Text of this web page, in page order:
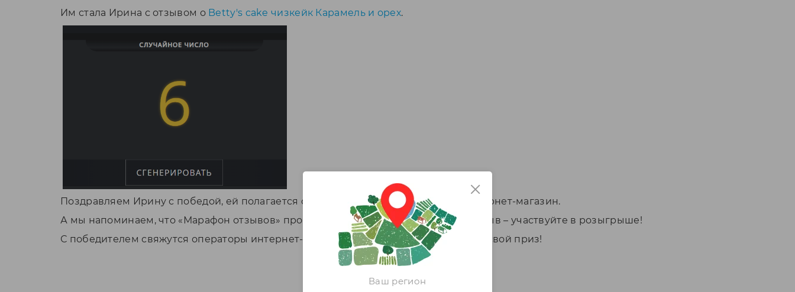
Ваш регион
Им стала Ирина с отзывом о Betty's cake чизкейк Карамель и орех.
Поздравляем Ирину с победой, ей полагается сертификат на 1 тыс. руб. в наш интернет-магазин.
А мы напоминаем, что «Марафон отзывов» проходит еженедельно. Оставляйте отзыв – участвуйте в розыгрыше!
С победителем свяжутся операторы интернет-магазина и расскажут как получить свой приз!